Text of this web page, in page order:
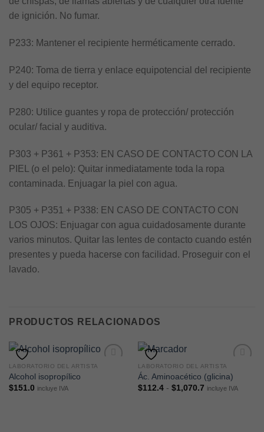
de ignición. No fumar.
P233: Mantener el recipiente herméticamente cerrado.
P240: Toma de tierra y enlace equipotencial del recipiente
y del equipo receptor.
P280: Utilice guantes y ropa de protección/ protección
ocular/ facial y auditiva.
P303 + P361 + P353: EN CASO DE CONTACTO CON LA
PIEL (o el pelo): Quitar inmediatamente toda la ropa
contaminada. Enjuagar la piel con agua.
P305 + P351 + P338: EN CASO DE CONTACTO CON
LOS OJOS: Enjuagar con agua cuidadosamente durante
varios minutos. Quitar las lentes de contacto cuando estén
presentes y pueda hacerse con facilidad. Proseguir con el
lavado.
PRODUCTOS RELACIONADOS
LABORATORIO DEL ARTISTA
Alcohol isopropílico
$151.0 incluye IVA
LABORATORIO DEL ARTISTA
Ác. Aminoacético (glicina)
$112.4 - $1,070.7Rango
incluye IVA